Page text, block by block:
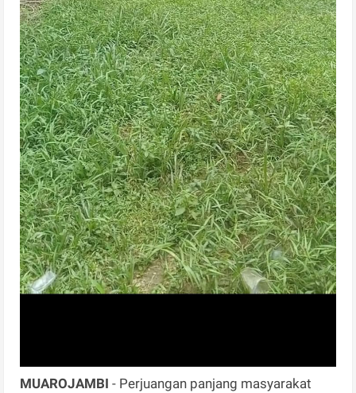
MUAROJAMBI - Perjuangan panjang masyarakat